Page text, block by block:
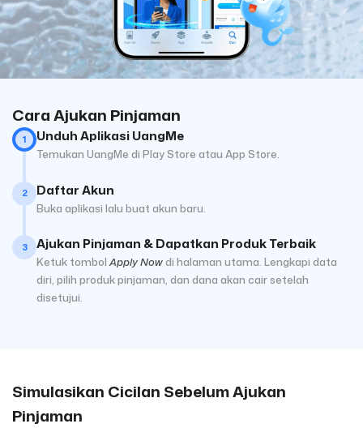
Cara Ajukan Pinjaman
1 Unduh Aplikasi UangMe
Temukan UangMe di Play Store atau App Store.
2 Daftar Akun
Buka aplikasi lalu buat akun baru.
3 Ajukan Pinjaman & Dapatkan Produk Terbaik
Ketuk tombolApply Nowdi halaman utama. Lengkapi data
diri, pilih produk pinjaman, dan dana akan cair setelah
disetujui.
Simulasikan Cicilan Sebelum Ajukan
Pinjaman